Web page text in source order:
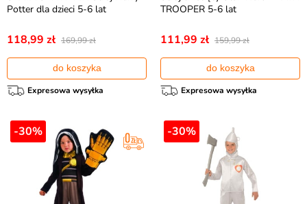
Potter dla dzieci 5-6 lat
118,99 zł 169,99 zł
do koszyka
Expresowa wysyłka
TROOPER 5-6 lat
111,99 zł 159,99 zł
do koszyka
Expresowa wysyłka
-30% -30%